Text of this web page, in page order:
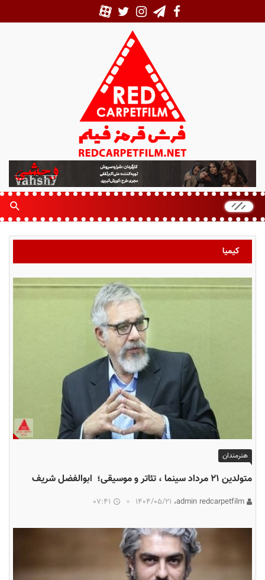
ر
ش
ر
م
کیمیا
هنرمندان
متولدین ۲۱ مرداد سینما ، تئاتر و موسیقی؛ ابوالفضل شریف
۱۴۰۴/۰۵/۲۱ 07:41